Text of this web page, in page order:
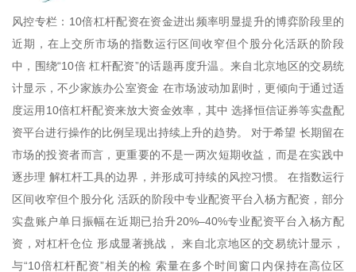
风控专栏：10倍杠杆配资在资金进出频率明显提升的博弈阶段里的
近期，在上交所市场的指数运行区间收窄但个股分化活跃的阶段
中，围绕“10倍 杠杆配资”的话题再度升温。来自北京地区的交易统
计显示，不少家族办公室资金 在市场波动加剧时，更倾向于通过适
度运用10倍杠杆配资来放大资金效率，其中 选择恒信证券等实盘配
资平台进行操作的比例呈现出持续上升的趋势。 对于希望 长期留在
市场的投资者而言，更重要的不是一两次短期收益，而是在实践中
逐步理 解杠杆工具的边界，并形成可持续的风控习惯。 在指数运行
区间收窄但个股分化 活跃的阶段中专业配资平台入杨方配资，部分
实盘账户单日振幅在近期已抬升20%–40%专业配资平台入杨方配
资，对杠杆仓位 形成显著挑战， 来自北京地区的交易统计显示，
与“10倍杠杆配资”相关的检 索量在多个时间窗口内保持在高位区